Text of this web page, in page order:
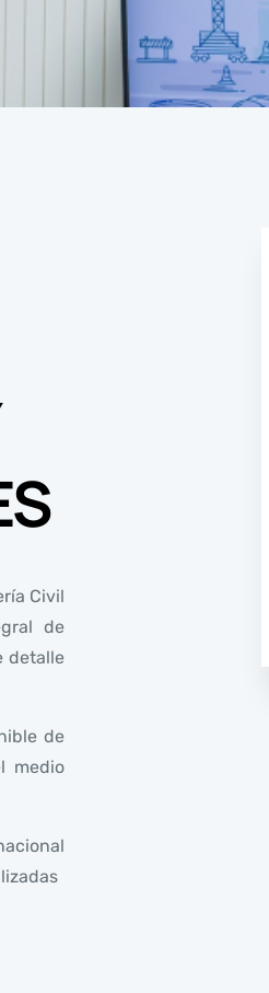
Civil
de
detalle
de
medio